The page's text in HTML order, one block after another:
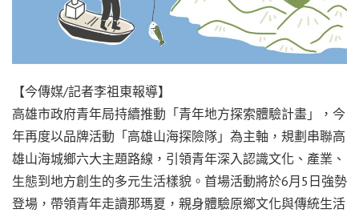
【今傳媒/記者李祖東報導】
高雄市政府青年局持續推動「青年地方探索體驗計畫」，今
年再度以品牌活動「高雄山海探險隊」為主軸，規劃串聯高
雄山海城鄉六大主題路線，引領青年深入認識文化、產業、
生態到地方創生的多元生活樣貌。首場活動將於6月5日強勢
登場，帶領青年走讀那瑪夏，親身體驗原鄉文化與傳統生活